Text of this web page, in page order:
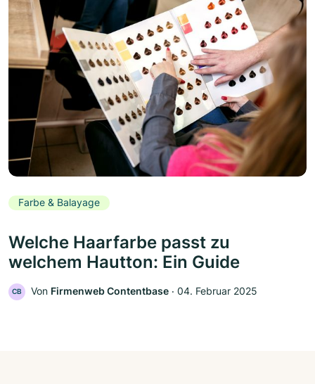
Farbe & Balayage
Welche Haarfarbe passt zu
welchem Hautton: Ein Guide
CB Von Firmenweb Contentbase ‧ 04. Februar 2025